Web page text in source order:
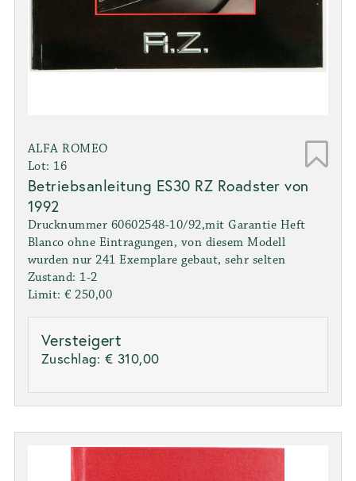
ALFA ROMEO
Lot: 16
Betriebsanleitung ES30 RZ Roadster von
1992
Drucknummer 60602548-10/92,mit Garantie Heft
Blanco ohne Eintragungen, von diesem Modell
wurden nur 241 Exemplare gebaut, sehr selten
Zustand: 1-2
Limit: € 250,00
Versteigert
Zuschlag: € 310,00